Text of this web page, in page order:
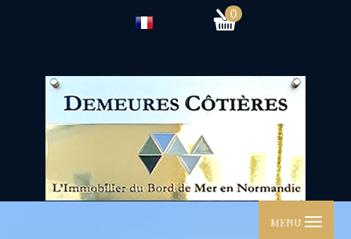
0
MENU